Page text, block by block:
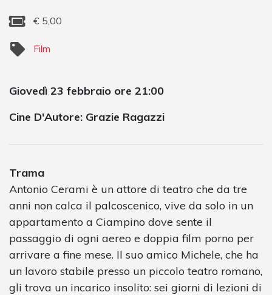
€ 5,00
Film
Giovedì 23 febbraio ore 21:00
Cine D'Autore: Grazie Ragazzi
Trama
Antonio Cerami è un attore di teatro che da tre
anni non calca il palcoscenico, vive da solo in un
appartamento a Ciampino dove sente il
passaggio di ogni aereo e doppia film porno per
arrivare a fine mese. Il suo amico Michele, che ha
un lavoro stabile presso un piccolo teatro romano,
gli trova un incarico insolito: sei giorni di lezioni di